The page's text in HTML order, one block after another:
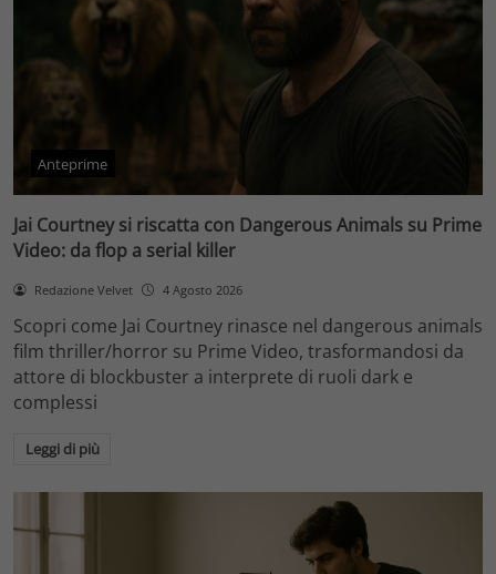
Anteprime
Jai Courtney si riscatta con Dangerous Animals su Prime
Video: da flop a serial killer
Redazione Velvet 4 Agosto 2026
Scopri come Jai Courtney rinasce nel dangerous animals
film thriller/horror su Prime Video, trasformandosi da
attore di blockbuster a interprete di ruoli dark e
complessi
Leggi di più